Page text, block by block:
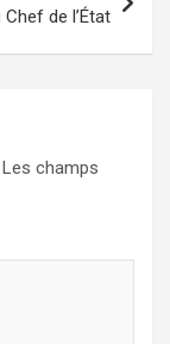
de l’État
Les champs